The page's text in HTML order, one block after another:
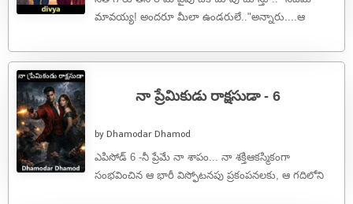
మావయ్య! అందరూ మీలా ఉండరులే.."అన్నారు....ఆ
నా ప్రేమికుడు రాక్షసుడా - 6
by Dhamodar Dhamod
ఎపిసోడ్ 6 -నీ ప్రేమే నా శాపం... నా శక్తిఆకస్మికంగా
సంభవించిన ఆ భారీ విస్ఫోటనపు ప్రకంపనలకు, ఆ గదిలోని